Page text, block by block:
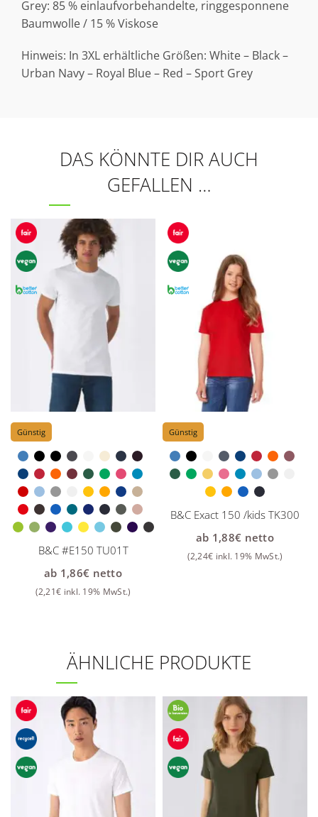
Grey: 85 % einlaufvorbehandelte, ringgesponnene
Baumwolle / 15 % Viskose
Hinweis: In 3XL erhältliche Größen: White – Black –
Urban Navy – Royal Blue – Red – Sport Grey
DAS KÖNNTE DIR AUCH
GEFALLEN …
Günstig
B&C #E150 TU01T
ab 1,86€ netto
(2,21€ inkl. 19% MwSt.)
Günstig
B&C Exact 150 /kids TK300
ab 1,88€ netto
(2,24€ inkl. 19% MwSt.)
ÄHNLICHE PRODUKTE